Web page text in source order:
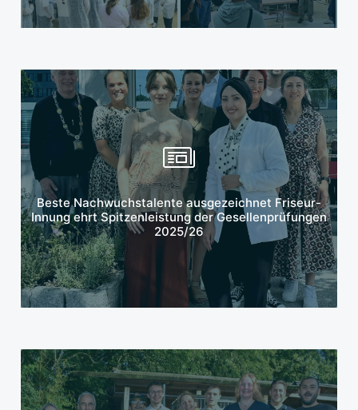
Beste Nachwuchstalente ausgezeichnet Friseur-
Innung ehrt Spitzenleistung der Gesellenprüfungen
2025/26
Mehr erfahren